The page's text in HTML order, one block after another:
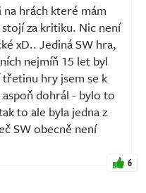
na hrách které mám
za kritiku. Nic není
xD.. Jediná SW hra,
nejmíň 15 let byl
hry jsem se k
dohrál - bylo to
to ale byla jedna z
SW obecně není
6